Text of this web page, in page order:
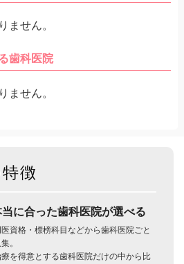
ません。
歯科医院
ません。
徴
に合った歯科医院が選べる
資格・標榜科目などから歯科医院ごと
。
を得意とする歯科医院だけの中から比